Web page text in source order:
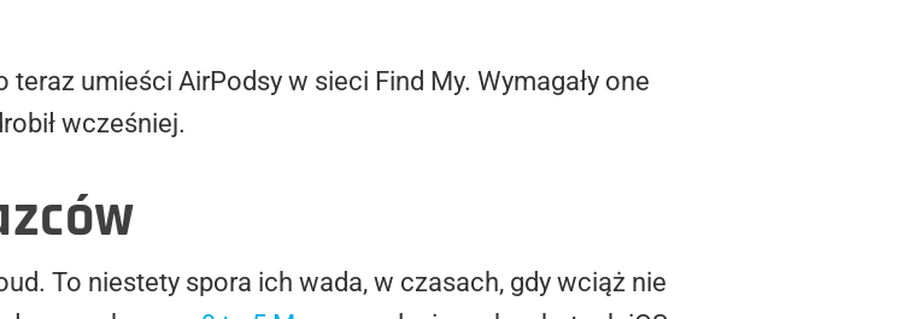
umieści AirPodsy w sieci Find My. Wymagały one
wcześniej.
To niestety spora ich wada, w czasach, gdy wciąż nie